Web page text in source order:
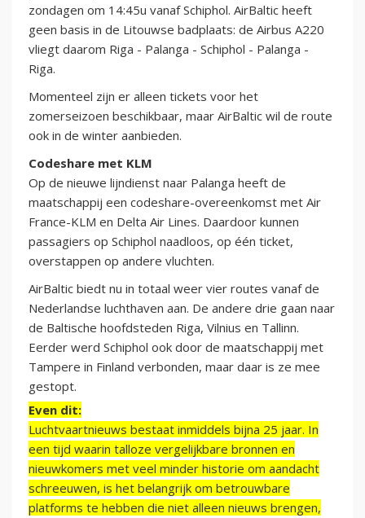
zondagen om 14:45u vanaf Schiphol. AirBaltic heeft
geen basis in de Litouwse badplaats: de Airbus A220
vliegt daarom Riga - Palanga - Schiphol - Palanga -
Riga.
Momenteel zijn er alleen tickets voor het
zomerseizoen beschikbaar, maar AirBaltic wil de route
ook in de winter aanbieden.
Codeshare met KLM
Op de nieuwe lijndienst naar Palanga heeft de
maatschappij een codeshare-overeenkomst met Air
France-KLM en Delta Air Lines. Daardoor kunnen
passagiers op Schiphol naadloos, op één ticket,
overstappen op andere vluchten.
AirBaltic biedt nu in totaal weer vier routes vanaf de
Nederlandse luchthaven aan. De andere drie gaan naar
de Baltische hoofdsteden Riga, Vilnius en Tallinn.
Eerder werd Schiphol ook door de maatschappij met
Tampere in Finland verbonden, maar daar is ze mee
gestopt.
Even dit:
Luchtvaartnieuws bestaat inmiddels bijna 25 jaar. In
een tijd waarin talloze vergelijkbare bronnen en
nieuwkomers met veel minder historie om aandacht
schreeuwen, is het belangrijk om betrouwbare
platforms te hebben die niet alleen nieuws brengen,